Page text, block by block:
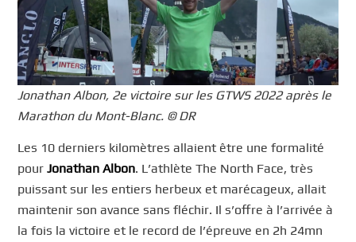
Jonathan Albon, 2e victoire sur les GTWS 2022 après le
Marathon du Mont-Blanc. © DR
Les 10 derniers kilomètres allaient être une formalité
pourJonathan Albon. L’athlète The North Face, très
puissant sur les entiers herbeux et marécageux, allait
maintenir son avance sans fléchir. Il s’offre à l’arrivée à
la fois la victoire et le record de l’épreuve en 2h 24mn